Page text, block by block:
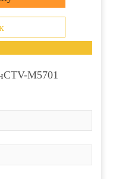
CTV-M5701